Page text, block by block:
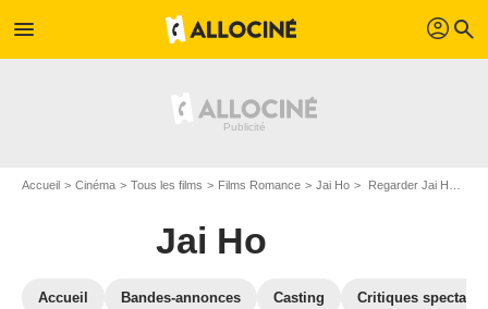
menu profil search
Accueil Cinéma Tous les films Films Romance Jai Ho Regarder Jai Ho en SVOD
Jai Ho
Accueil Bandes-annonces Casting Critiques